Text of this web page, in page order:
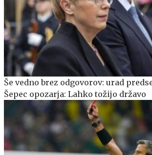
Še vedno brez odgovorov: urad
Šepec opozarja: Lahko tožijo državo